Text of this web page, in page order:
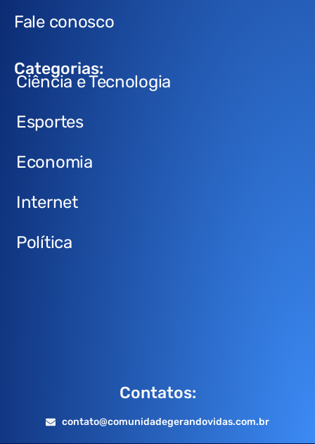
Fale conosco
Categorias:
Ciência e Tecnologia
Esportes
Economia
Internet
Política
Contatos:
contato@comunidadegerandovidas.com.br